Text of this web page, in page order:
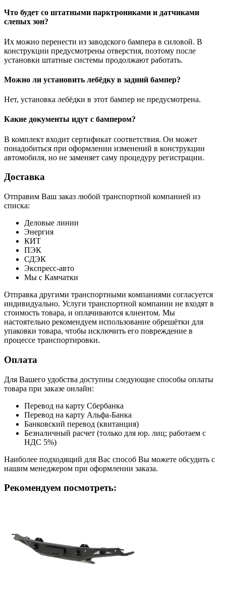
Что будет со штатными парктрониками и датчиками
слепых зон?
Их можно перенести из заводского бампера в силовой. В
конструкции предусмотрены отверстия, поэтому после
установки штатные системы продолжают работать.
Можно ли установить лебёдку в задний бампер?
Нет, установка лебёдки в этот бампер не предусмотрена.
Какие документы идут с бампером?
В комплект входит сертификат соответствия. Он может
понадобиться при оформлении изменений в конструкции
автомобиля, но не заменяет саму процедуру регистрации.
Доставка
Отправим Ваш заказ любой транспортной компанией из
списка:
Деловые линии
Энергия
КИТ
ПЭК
СДЭК
Экспресс-авто
Мы с Камчатки
Отправка другими транспортными компаниями согласуется
индивидуально. Услуги транспортной компании не входят в
стоимость товара, и оплачиваются клиентом. Мы
настоятельно рекомендуем использование обрешётки для
упаковки товара, чтобы исключить его повреждение в
процессе транспортировки.
Оплата
Для Вашего удобства доступны следующие способы оплаты
товара при заказе онлайн:
Перевод на карту Сбербанка
Перевод на карту Альфа-Банка
Банковский перевод (квитанция)
Безналичный расчет (только для юр. лиц; работаем с
НДС 5%)
Наиболее подходящий для Вас способ Вы можете обсудить с
нашим менеджером при оформлении заказа.
Рекомендуем посмотреть: